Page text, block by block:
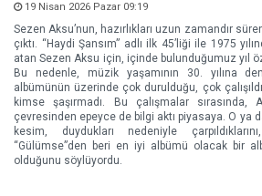
19 Nisan 2026 Pazar 09:19
Sezen Aksu’nun, hazırlıkları uzun zamandır
çıktı. “Haydi Şansım” adlı ilk 45’liği ile 1975
atan Sezen Aksu için, içinde bulunduğumuz yıl
Bu nedenle, müzik yaşamının 30. yılına
albümünün üzerinde çok durulduğu, çok
kimse şaşırmadı. Bu çalışmalar sırasında,
çevresinden epeyce de bilgi aktı piyasaya. O ya
kesim, duydukları nedeniyle
“Gülümse”den beri en iyi albümü olacak bir
olduğunu söylüyordu.